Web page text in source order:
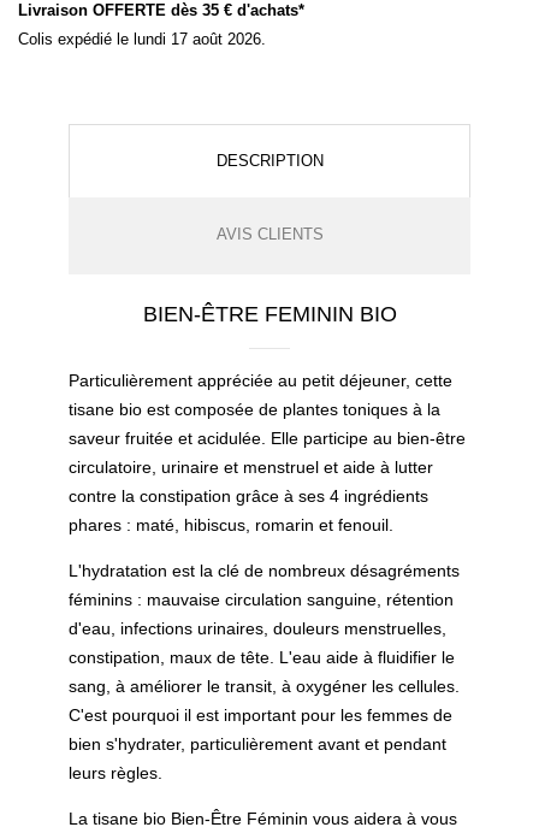
Livraison OFFERTE dès 35 € d'achats*
Colis expédié le lundi 17 août 2026.
DESCRIPTION
AVIS CLIENTS
BIEN-ÊTRE FEMININ BIO
Particulièrement appréciée au petit déjeuner, cette
tisane bio est composée de plantes toniques à la
saveur fruitée et acidulée. Elle participe au bien-être
circulatoire, urinaire et menstruel et aide à lutter
contre la constipation grâce à ses 4 ingrédients
phares : maté, hibiscus, romarin et fenouil.
L'hydratation est la clé de nombreux désagréments
féminins : mauvaise circulation sanguine, rétention
d'eau, infections urinaires, douleurs menstruelles,
constipation, maux de tête. L'eau aide à fluidifier le
sang, à améliorer le transit, à oxygéner les cellules.
C'est pourquoi il est important pour les femmes de
bien s'hydrater, particulièrement avant et pendant
leurs règles.
La tisane bio Bien-Être Féminin vous aidera à vous